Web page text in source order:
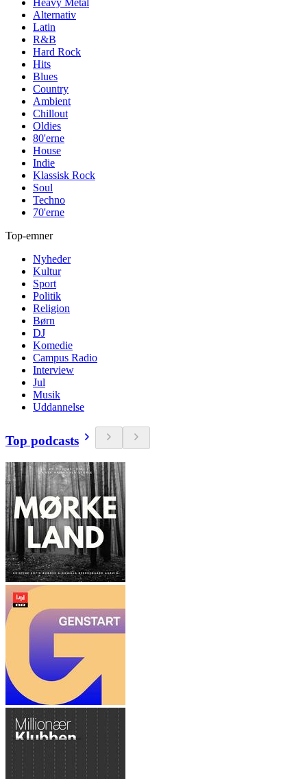
Heavy Metal
Alternativ
Latin
R&B
Hard Rock
Hits
Blues
Country
Ambient
Chillout
Oldies
80'erne
House
Indie
Klassisk Rock
Soul
Techno
70'erne
Top-emner
Nyheder
Kultur
Sport
Politik
Religion
Børn
DJ
Komedie
Campus Radio
Interview
Jul
Musik
Uddannelse
Top podcasts